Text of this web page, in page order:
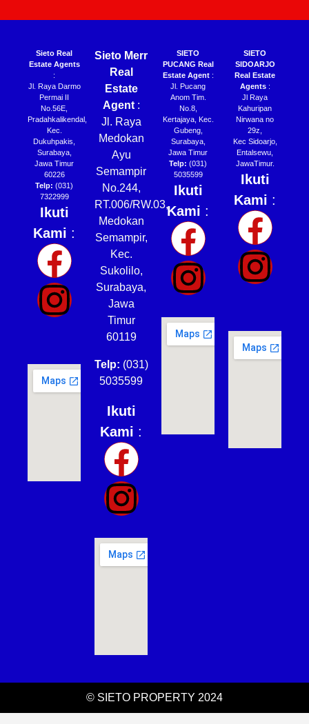
Sieto Real
Estate Agents
:
Jl. Raya Darmo
Permai II
No.56E,
Pradahkalikendal,
Kec.
Dukuhpakis,
Surabaya,
Jawa Timur
60226
Telp: (031)
7322999
Ikuti
Kami :
Sieto Merr
Real
Estate
Agent:
Jl. Raya
Medokan
Ayu
Semampir
No.244,
RT.006/RW.03,
Medokan
Semampir,
Kec.
Sukolilo,
Surabaya,
Jawa
Timur
60119
Telp: (031)
5035599
Ikuti
Kami :
SIETO
PUCANG Real
Estate Agent:
Jl. Pucang
Anom Tim.
No.8,
Kertajaya, Kec.
Gubeng,
Surabaya,
Jawa Timur
Telp: (031)
5035599
Ikuti
Kami :
SIETO
SIDOARJO
Real Estate
Agents:
Jl Raya
Kahuripan
Nirwana no
29z,
Kec Sidoarjo,
Entalsewu,
JawaTimur.
Ikuti
Kami :
© SIETO PROPERTY 2024